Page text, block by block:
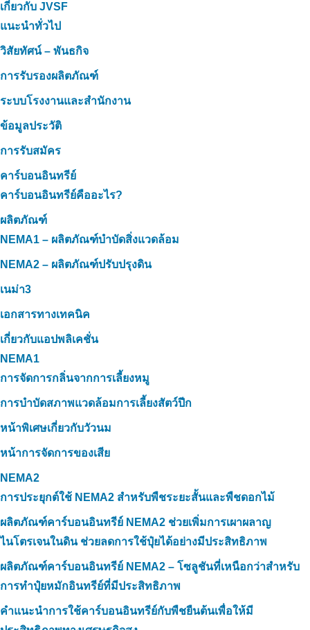
เกี่ยวกับ JVSF
แนะนำทั่วไป
วิสัยทัศน์ – พันธกิจ
การรับรองผลิตภัณฑ์
ระบบโรงงานและสำนักงาน
ข้อมูลประวัติ
การรับสมัคร
คาร์บอนอินทรีย์
คาร์บอนอินทรีย์คืออะไร?
ผลิตภัณฑ์
NEMA1 – ผลิตภัณฑ์บำบัดสิ่งแวดล้อม
NEMA2 – ผลิตภัณฑ์ปรับปรุงดิน
เนม่า3
เอกสารทางเทคนิค
เกี่ยวกับแอปพลิเคชั่น
NEMA1
การจัดการกลิ่นจากการเลี้ยงหมู
การบำบัดสภาพแวดล้อมการเลี้ยงสัตว์ปีก
หน้าพิเศษเกี่ยวกับวัวนม
หน้าการจัดการของเสีย
NEMA2
การประยุกต์ใช้ NEMA2 สำหรับพืชระยะสั้นและพืชดอกไม้
ผลิตภัณฑ์คาร์บอนอินทรีย์ NEMA2 ช่วยเพิ่มการเผาผลาญ
ไนโตรเจนในดิน ช่วยลดการใช้ปุ๋ยได้อย่างมีประสิทธิภาพ
ผลิตภัณฑ์คาร์บอนอินทรีย์ NEMA2 – โซลูชันที่เหนือกว่าสำหรับ
การทำปุ๋ยหมักอินทรีย์ที่มีประสิทธิภาพ
คำแนะนำการใช้คาร์บอนอินทรีย์กับพืชยืนต้นเพื่อให้มี